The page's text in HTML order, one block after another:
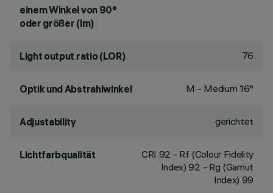
einem Winkel von 90°
oder größer (lm)
Light output ratio (LOR) 76
Optik und Abstrahlwinkel M - Medium 16°
Adjustability gerichtet
Lichtfarbqualität CRI 92 - Rf (Colour Fidelity
Index) 92 - Rg (Gamut
Index) 99